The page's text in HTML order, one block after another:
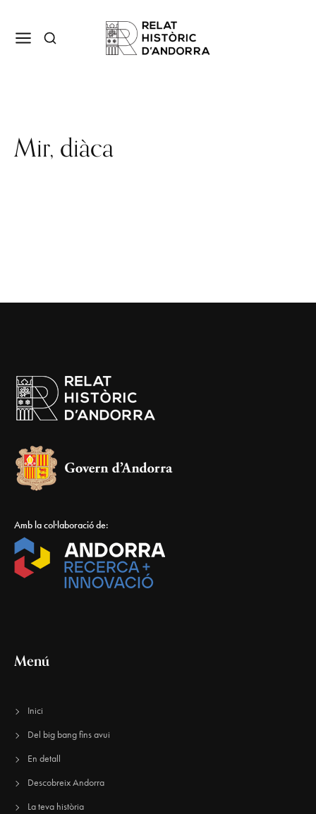
Mir, diàca
Amb la col·laboració de:
Menú
Inici
Del big bang fins avui
En detall
Descobreix Andorra
La teva història